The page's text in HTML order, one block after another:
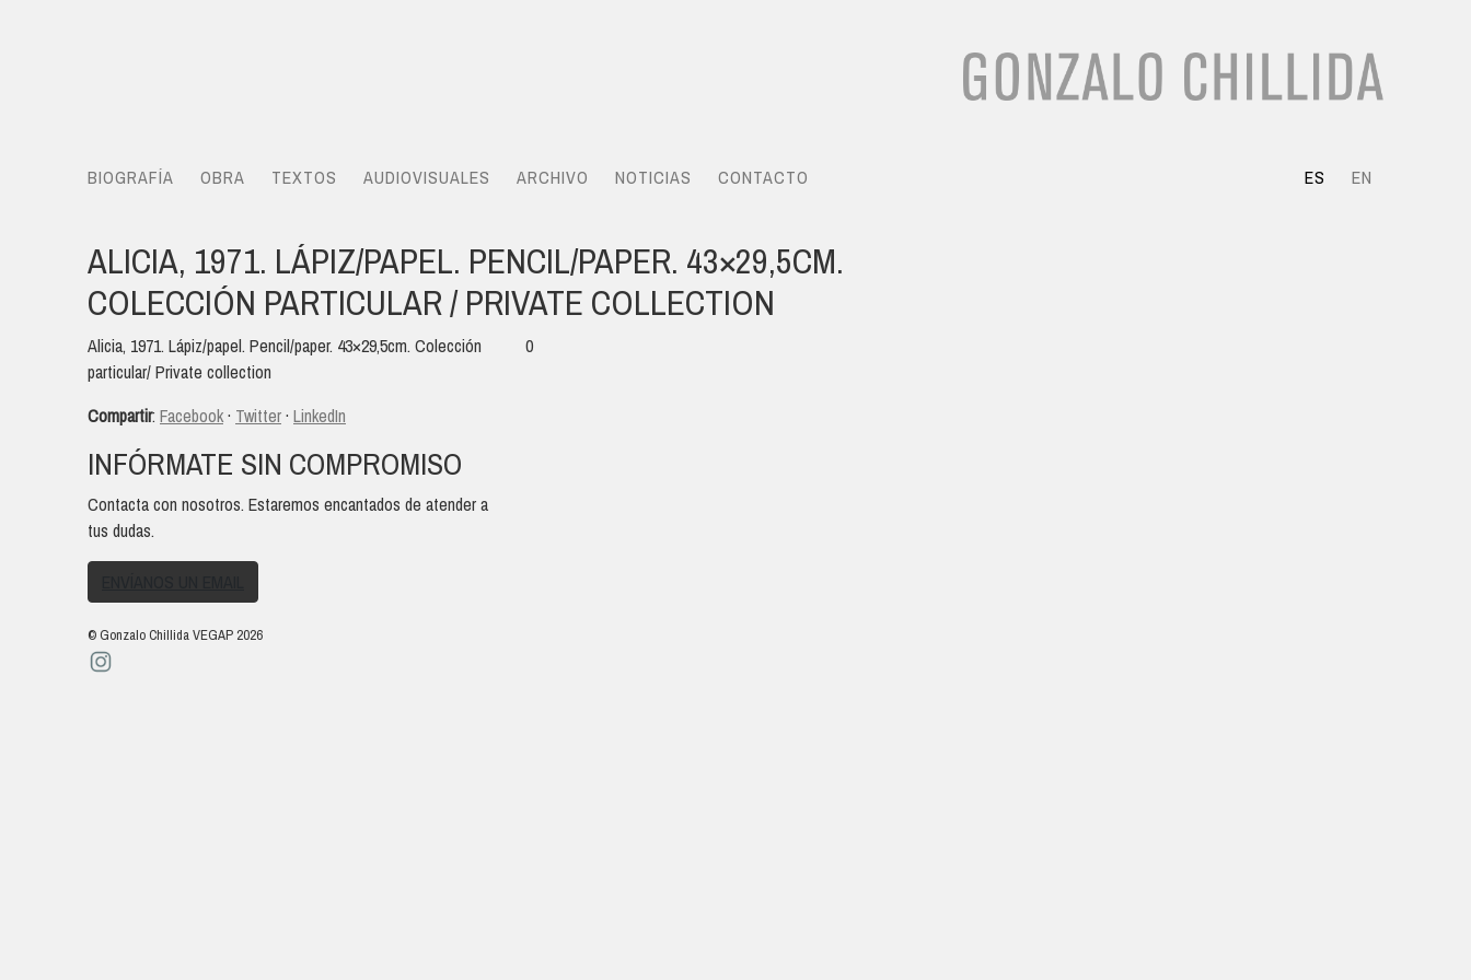
BIOGRAFÍA OBRA TEXTOS AUDIOVISUALES ARCHIVO NOTICIAS CONTACTO ES EN
ALICIA, 1971. LÁPIZ/PAPEL. PENCIL/PAPER. 43×29,5CM.
COLECCIÓN PARTICULAR / PRIVATE COLLECTION
Alicia, 1971. Lápiz/papel. Pencil/paper. 43×29,5cm. Colección
particular/ Private collection
Compartir: Facebook· Twitter· LinkedIn
INFÓRMATE SIN COMPROMISO
Contacta con nosotros. Estaremos encantados de atender a
tus dudas.
0
© Gonzalo Chillida VEGAP 2026